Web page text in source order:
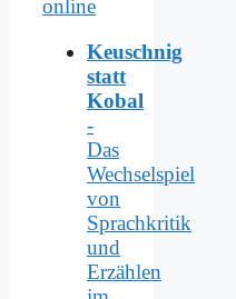
Keuschnig
statt
Kobal
-
Das
Wechselspiel
von
Sprachkritik
und
Erzählen